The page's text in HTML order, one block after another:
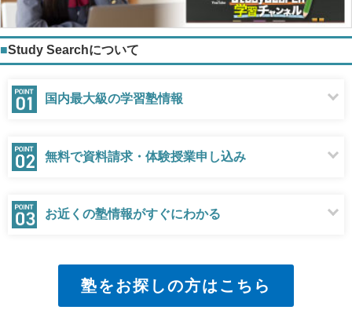
Study Searchについて
国内最大級の学習塾情報
無料で資料請求・体験授業申し込み
お近くの塾情報がすぐにわかる
塾をお探しの方はこちら